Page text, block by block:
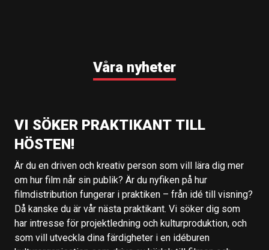
Våra nyheter
VI SÖKER PRAKTIKANT TILL
HÖSTEN!
Är du en driven och kreativ person som vill lära dig mer
om hur film når sin publik? Är du nyfiken på hur
filmdistribution fungerar i praktiken – från idé till visning?
Då kanske du är vår nästa praktikant. Vi söker dig som
har intresse för projektledning och kulturproduktion, och
som vill utveckla dina färdigheter i en idéburen